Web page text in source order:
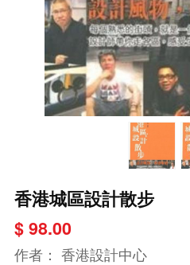
香港城區設計散步
$ 98.00
作者： 香港設計中心